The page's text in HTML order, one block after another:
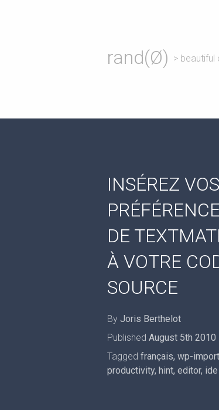
rand(Ø) >
INSÉREZ VOS
DE
À VOTRE
SOURCE
By Joris Berthelot
Published August 5th 2010
Tagged français, wp-
productivity, hint, editor, ide